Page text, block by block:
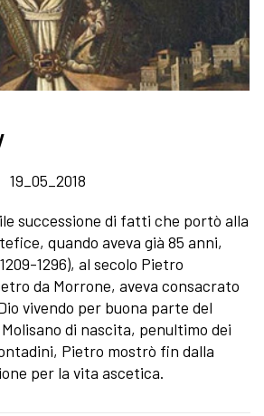
19_05_2018
successione di fatti che portò alla
quando aveva già 85 anni,
1296), al secolo Pietro
da Morrone, aveva consacrato
vivendo per buona parte del
di nascita, penultimo dei
Pietro mostrò fin dalla
per la vita ascetica.